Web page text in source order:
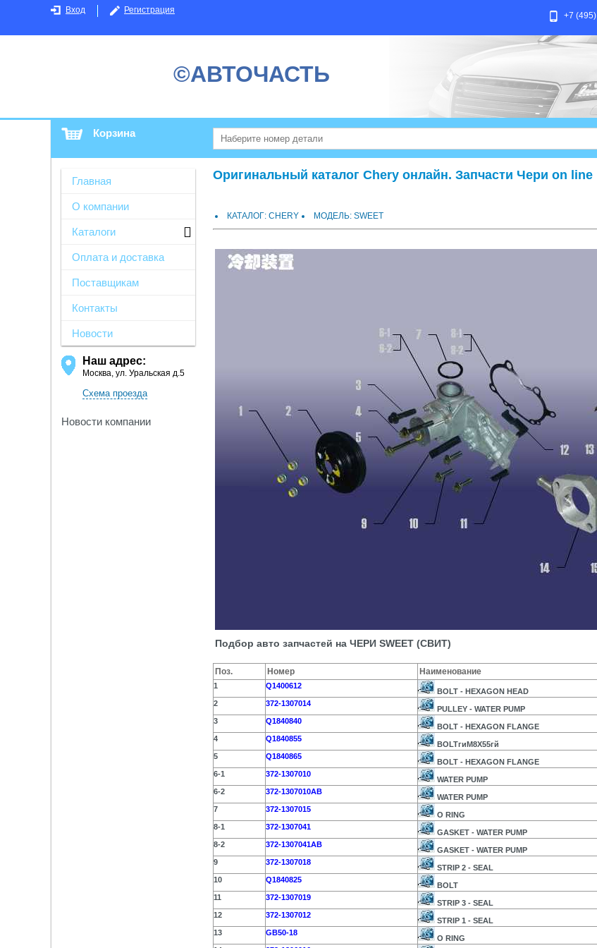
Вход Регистрация
+7 (495)
©АВТОЧАСТЬ
Корзина
Главная
О компании
Каталоги
Оплата и доставка
Поставщикам
Контакты
Новости
Наш адрес:
Москва, ул. Уральская д.5
Схема проезда
Новости компании
Оригинальный каталог Chery онлайн. Запчасти Чери on line
КАТАЛОГ: CHERY МОДЕЛЬ: SWEET
Подбор авто запчастей на ЧЕРИ SWEET (СВИТ)
Поз. Номер Наименование
1 Q1400612
BOLT - HEXAGON HEAD
2 372-1307014
PULLEY - WATER PUMP
3 Q1840840
BOLT - HEXAGON FLANGE
4 Q1840855
BOLTгиM8X55гй
5 Q1840865
BOLT - HEXAGON FLANGE
6-1 372-1307010
WATER PUMP
6-2 372-1307010AB
WATER PUMP
7 372-1307015
O RING
8-1 372-1307041
GASKET - WATER PUMP
8-2 372-1307041AB
GASKET - WATER PUMP
9 372-1307018
STRIP 2 - SEAL
10 Q1840825
BOLT
11 372-1307019
STRIP 3 - SEAL
12 372-1307012
STRIP 1 - SEAL
13 GB50-18
O RING